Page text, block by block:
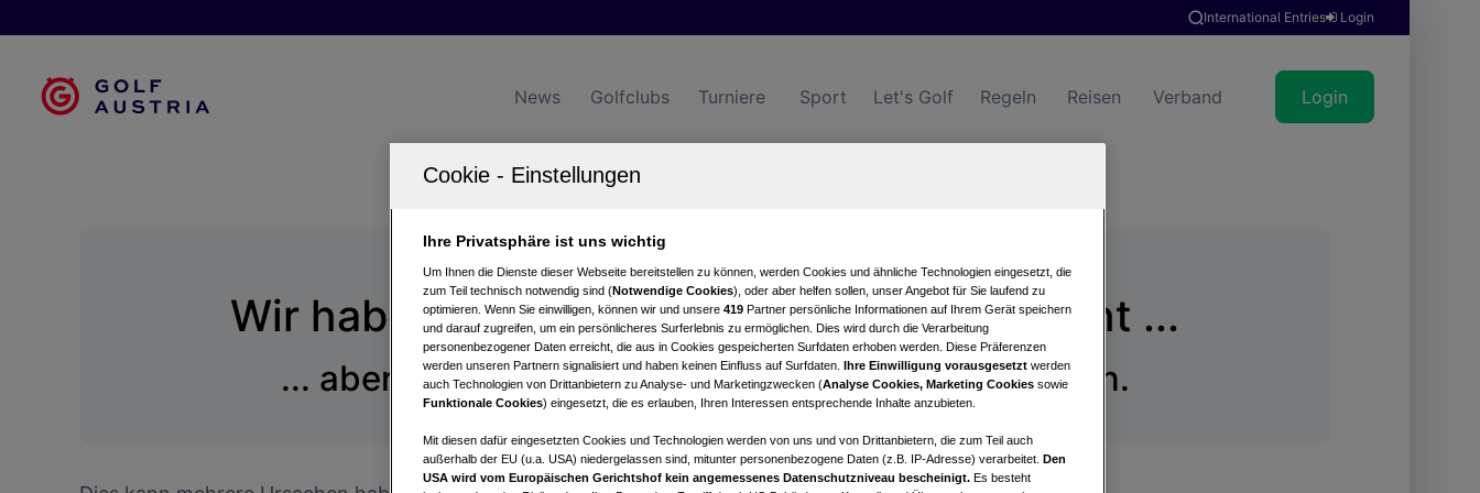
International Entries Login
News Golfclubs Turniere Sport Let's Golf Regeln Reisen Verband Login
Wir haben das gesamte Internet durchsucht ...
... aber die gewünschte Seite leider nicht gefunden.
Ihre Privatsphäre ist uns wichtig
Um Ihnen die Dienste dieser Webseite bereitstellen zu können, werden Cookies und ähnliche Technologien eingesetzt, die
zum Teil technisch notwendig sind (Notwendige Cookies), oder aber helfen sollen, unser Angebot für Sie laufend zu
optimieren. Wenn Sie einwilligen, können wir und unsere 419 Partner persönliche Informationen auf Ihrem Gerät speichern
und darauf zugreifen, um ein persönlicheres Surferlebnis zu ermöglichen. Dies wird durch die Verarbeitung
personenbezogener Daten erreicht, die aus in Cookies gespeicherten Surfdaten erhoben werden. Diese Präferenzen
werden unseren Partnern signalisiert und haben keinen Einfluss auf Surfdaten.
Ihre Einwilligung vorausgesetzt werden
auch Technologien von Drittanbietern zu Analyse- und Marketingzwecken (Analyse Cookies, Marketing Cookies sowie
Funktionale Cookies) eingesetzt, die es erlauben, Ihren Interessen entsprechende Inhalte anzubieten.
Mit diesen dafür eingesetzten Cookies und Technologien werden von uns und von Drittanbietern, die zum Teil auch
außerhalb der EU (u.a. USA) niedergelassen sind, mitunter personenbezogene Daten (z.B. IP-Adresse) verarbeitet.
Den
USA wird vom Europäischen Gerichtshof kein angemessenes Datenschutzniveau bescheinigt. Es besteht